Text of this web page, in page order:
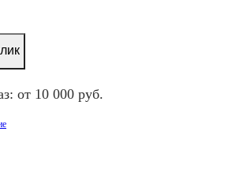
от 10 000 руб.